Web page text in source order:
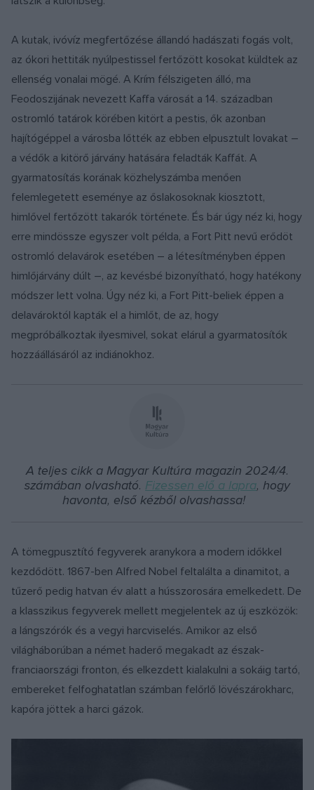
A kutak, ivóvíz megfertőzése állandó hadászati fogás volt,
az ókori hettiták nyúlpestissel fertőzött kosokat küldtek az
ellenség vonalai mögé. A Krím félszigeten álló, ma
Feodoszijának nevezett Kaffa városát a 14. században
ostromló tatárok körében kitört a pestis, ők azonban
hajítógéppel a városba lőtték az ebben elpusztult lovakat –
a védők a kitörő járvány hatására feladták Kaffát. A
gyarmatosítás korának közhelyszámba menően
felemlegetett eseménye az őslakosoknak kiosztott,
himlővel fertőzött takarók története. És bár úgy néz ki, hogy
erre mindössze egyszer volt példa, a Fort Pitt nevű erődöt
ostromló delavárok esetében – a létesítményben éppen
himlőjárvány dúlt –, az kevésbé bizonyítható, hogy hatékony
módszer lett volna. Úgy néz ki, a Fort Pitt-beliek éppen a
delavároktól kapták el a himlőt, de az, hogy
megpróbálkoztak ilyesmivel, sokat elárul a gyarmatosítók
hozzáállásáról az indiánokhoz.
A teljes cikk a Magyar Kultúra magazin 2024/4.
számában olvasható. Fizessen elő a lapra, hogy
havonta, első kézből olvashassa!
A tömegpusztító fegyverek aranykora a modern időkkel
kezdődött. 1867-ben Alfred Nobel feltalálta a dinamitot, a
tűzerő pedig hatvan év alatt a hússzorosára emelkedett. De
a klasszikus fegyverek mellett megjelentek az új eszközök:
a lángszórók és a vegyi harcviselés. Amikor az első
világháborúban a német haderő megakadt az észak-
franciaországi fronton, és elkezdett kialakulni a sokáig tartó,
embereket felfoghatatlan számban felőrlő lövészárokharc,
kapóra jöttek a harci gázok.